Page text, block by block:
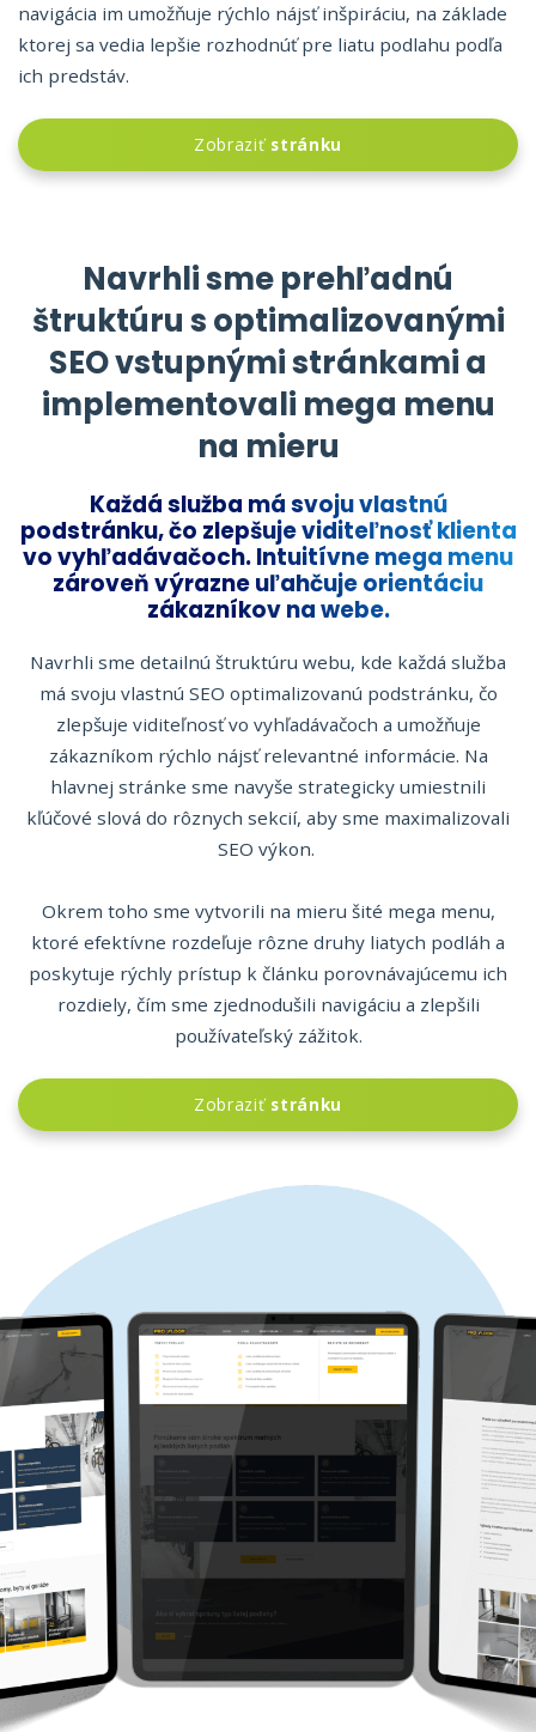
navigácia im umožňuje rýchlo nájsť inšpiráciu, na základe
ktorej sa vedia lepšie rozhodnúť pre liatu podlahu podľa
ich predstáv.
Zobraziť stránku
Navrhli sme prehľadnú
štruktúru s optimalizovanými
SEO vstupnými stránkami a
implementovali mega menu
na mieru
Každá služba má svoju vlastnú
podstránku, čo zlepšuje viditeľnosť klienta
vo vyhľadávačoch. Intuitívne mega menu
zároveň výrazne uľahčuje orientáciu
zákazníkov na webe.
Navrhli sme detailnú štruktúru webu, kde každá služba
má svoju vlastnú SEO optimalizovanú podstránku, čo
zlepšuje viditeľnosť vo vyhľadávačoch a umožňuje
zákazníkom rýchlo nájsť relevantné informácie. Na
hlavnej stránke sme navyše strategicky umiestnili
kľúčové slová do rôznych sekcií, aby sme maximalizovali
SEO výkon.
Okrem toho sme vytvorili na mieru šité mega menu,
ktoré efektívne rozdeľuje rôzne druhy liatych podláh a
poskytuje rýchly prístup k článku porovnávajúcemu ich
rozdiely, čím sme zjednodušili navigáciu a zlepšili
používateľský zážitok.
Zobraziť stránku